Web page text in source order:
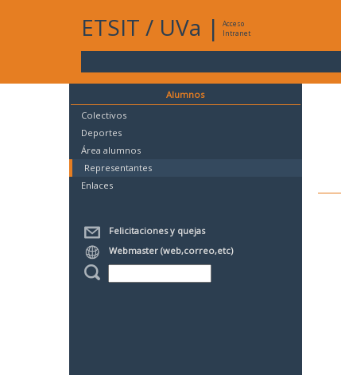
ETSIT / UVa |
Acceso
Intranet
Alumnos
Colectivos
Deportes
Área alumnos
Representantes
Enlaces
Felicitaciones y quejas
Webmaster (web,correo,etc)